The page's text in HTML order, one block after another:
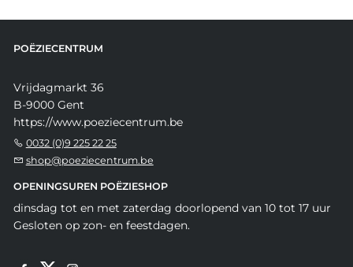
POËZIECENTRUM
Vrijdagmarkt 36
B-9000 Gent
https://www.poeziecentrum.be
0032 (0)9 225 22 25
shop@poeziecentrum.be
OPENINGSUREN POËZIESHOP
dinsdag tot en met zaterdag doorlopend van 10 tot 17 uur
Gesloten op zon- en feestdagen.